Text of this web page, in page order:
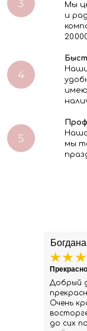
Мы
и
Наша
мы
Богдана
Добрый
Очень
до сих